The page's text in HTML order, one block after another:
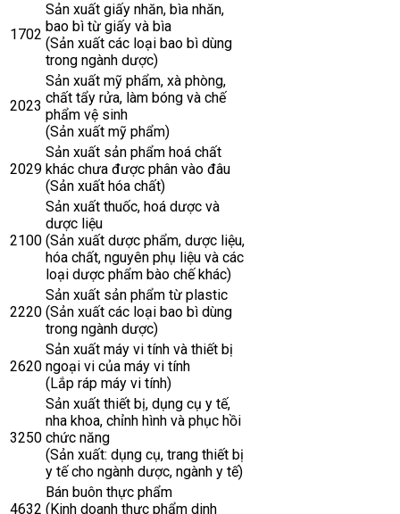
1702
Sản xuất giấy nhăn, bìa nhăn,
bao bì từ giấy và bìa
(Sản xuất các loại bao bì dùng
trong ngành dược)
2023
Sản xuất mỹ phẩm, xà phòng,
chất tẩy rửa, làm bóng và chế
phẩm vệ sinh
(Sản xuất mỹ phẩm)
2029
Sản xuất sản phẩm hoá chất
khác chưa được phân vào đâu
(Sản xuất hóa chất)
2100
Sản xuất thuốc, hoá dược và
dược liệu
(Sản xuất dược phẩm, dược liệu,
hóa chất, nguyên phụ liệu và các
loại dược phẩm bào chế khác)
2220
Sản xuất sản phẩm từ plastic
(Sản xuất các loại bao bì dùng
trong ngành dược)
2620
Sản xuất máy vi tính và thiết bị
ngoại vi của máy vi tính
(Lắp ráp máy vi tính)
3250
Sản xuất thiết bị, dụng cụ y tế,
nha khoa, chỉnh hình và phục hồi
chức năng
(Sản xuất: dụng cụ, trang thiết bị
y tế cho ngành dược, ngành y tế)
4632
Bán buôn thực phẩm
(Kinh doanh thực phẩm dinh